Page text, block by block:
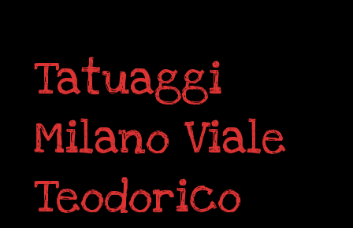
Tatuaggi
Milano Viale
Teodorico